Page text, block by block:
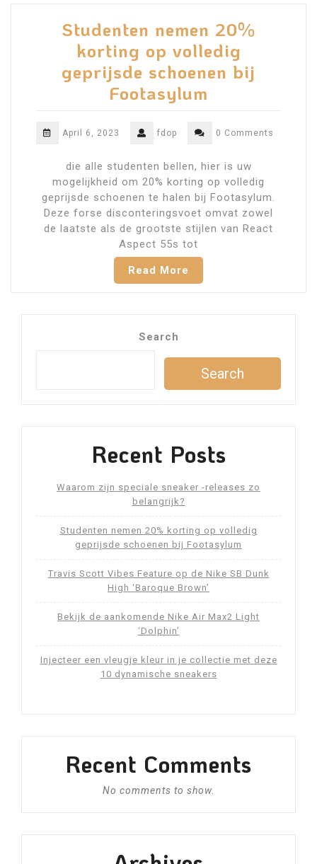
Studenten nemen 20%
korting op volledig
geprijsde schoenen bij
Footasylum
April 6, 2023 fdop 0 Comments
die alle studenten bellen, hier is uw
mogelijkheid om 20% korting op volledig
geprijsde schoenen te halen bij Footasylum.
Deze forse disconteringsvoet omvat zowel
de laatste als de grootste stijlen van React
Aspect 55s tot
Read More
Search
Search
Recent Posts
Waarom zijn speciale sneaker -releases zo
belangrijk?
Studenten nemen 20% korting op volledig
geprijsde schoenen bij Footasylum
Travis Scott Vibes Feature op de Nike SB Dunk
High ‘Baroque Brown’
Bekijk de aankomende Nike Air Max2 Light
‘Dolphin’
Injecteer een vleugje kleur in je collectie met deze
10 dynamische sneakers
Recent Comments
No comments to show.